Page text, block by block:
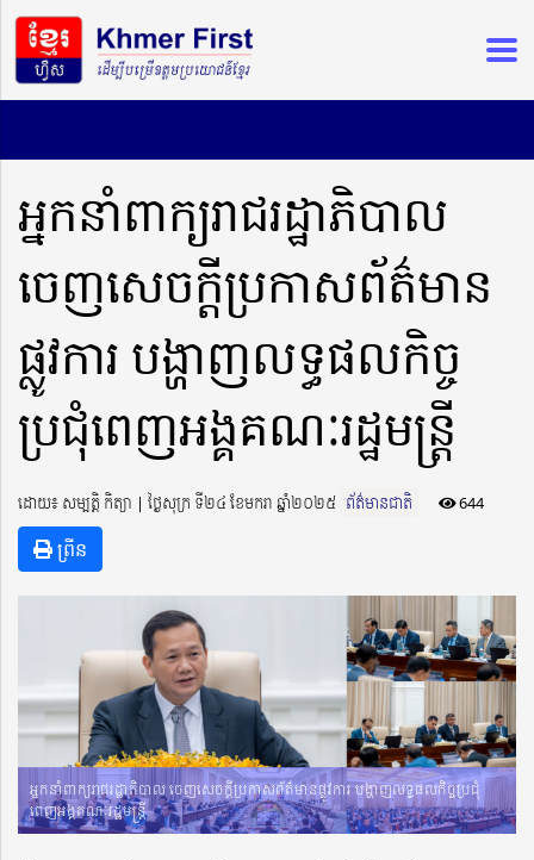
អ្នកនាំពាក្យរាជរដ្ឋាភិបាល
ចេញសេចក្ដីប្រកាសព័ត៌មាន
ផ្លូវការ បង្ហាញលទ្ធផលកិច្ច
ប្រជុំពេញអង្គគណៈរដ្ឋមន្ដ្រី
ដោយ៖ សម្បត្តិ កិត្យា ​​ | ថ្ងៃសុក្រ ទី២៤ ខែមករា ឆ្នាំ២០២៥ ព័ត៌មានជាតិ 644
ព្រីន
អ្នកនាំពាក្យរាជរដ្ឋាភិបាល ចេញសេចក្ដីប្រកាសព័ត៌មានផ្លូវការ បង្ហាញលទ្ធផលកិច្ចប្រជុំ
ពេញអង្គគណៈរដ្ឋមន្ដ្រី